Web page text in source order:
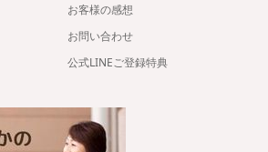
お客様の感想
お問い合わせ
公式LINEご登録特典